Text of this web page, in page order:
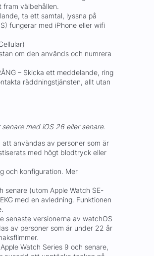
välbehållen.
ta ett samtal, lyssna på
fungerar med iPhone eller wifi
om den används och numrera
– Skicka ett meddelande, ring
räddningstjänsten, allt utan
senare med iOS 26 eller senare.
användas av personer som är
med högt blodtryck eller
och konfiguration. Mer
senare (utom Apple Watch SE-
med en avledning. Funktionen
senaste versionerna av watchOS
av personer som är under 22 år
Watch Series 9 och senare,